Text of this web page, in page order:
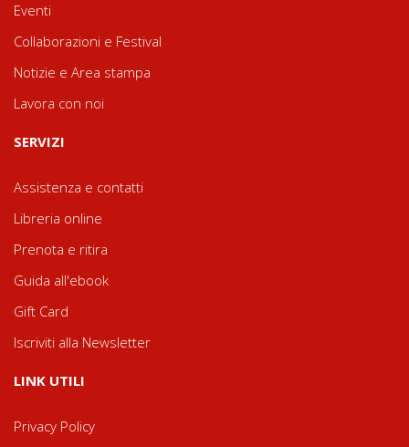
Eventi
Collaborazioni e Festival
Notizie e Area stampa
Lavora con noi
SERVIZI
Assistenza e contatti
Libreria online
Prenota e ritira
Guida all'ebook
Gift Card
Iscriviti alla Newsletter
LINK UTILI
Privacy Policy